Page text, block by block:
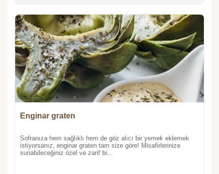
Enginar graten
Sofranıza hem sağlıklı hem de göz alıcı bir yemek eklemek
istiyorsanız, enginar graten tam size göre! Misafirlerinize
sunabileceğiniz özel ve zarif bi...